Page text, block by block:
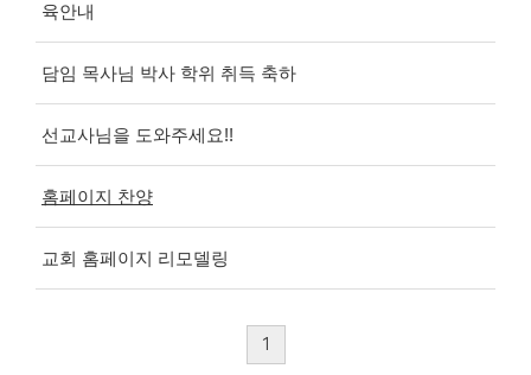
육안내
담임 목사님 박사 학위 취득 축하
선교사님을 도와주세요!!
홈페이지 찬양
교회 홈페이지 리모델링
1